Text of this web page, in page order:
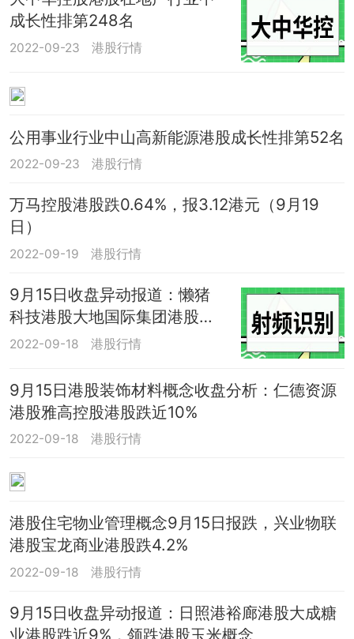
成长性排第248名
2022-09-23 港股行情
公用事业行业中山高新能源港股成长性排第52名
2022-09-23 港股行情
万马控股港股跌0.64%，报3.12港元（9月19
日）
2022-09-19 港股行情
9月15日收盘异动报道：懒猪
科技港股大地国际集团港股跌
超10%，领跌港股射频识别概
2022-09-18 港股行情
9月15日港股装饰材料概念收盘分析：仁德资源
港股雅高控股港股跌近10%
2022-09-18 港股行情
港股住宅物业管理概念9月15日报跌，兴业物联
港股宝龙商业港股跌4.2%
2022-09-18 港股行情
9月15日收盘异动报道：日照港裕廊港股大成糖
业港股跌近9%，领跌港股玉米概念